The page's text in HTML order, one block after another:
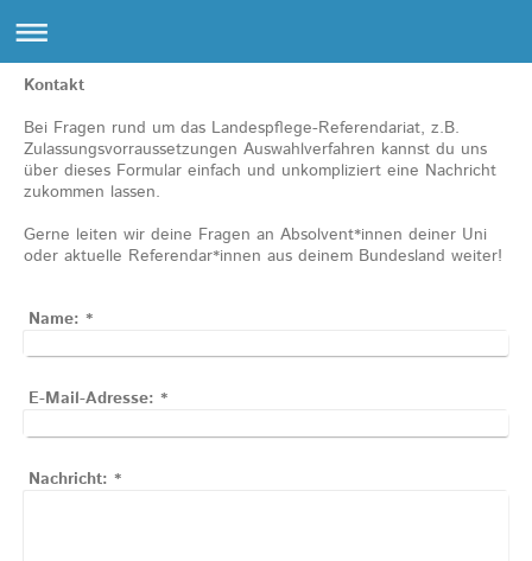
Kontakt
Bei Fragen rund um das Landespflege-Referendariat, z.B.
Zulassungsvorraussetzungen Auswahlverfahren kannst du uns
über dieses Formular einfach und unkompliziert eine Nachricht
zukommen lassen.
Gerne leiten wir deine Fragen an Absolvent*innen deiner Uni
oder aktuelle Referendar*innen aus deinem Bundesland weiter!
Name: *
E-Mail-Adresse: *
Nachricht: *